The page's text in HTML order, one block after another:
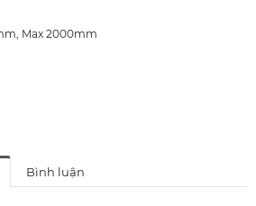
Max 2000mm
Bình luận